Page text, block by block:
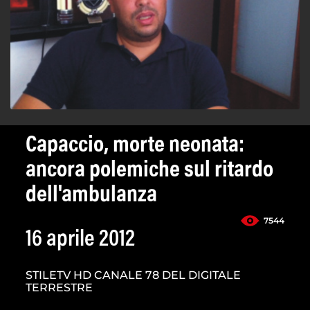
Capaccio, morte neonata:
ancora polemiche sul ritardo
dell'ambulanza
7544
16 aprile 2012
STILETV HD CANALE 78 DEL DIGITALE
TERRESTRE